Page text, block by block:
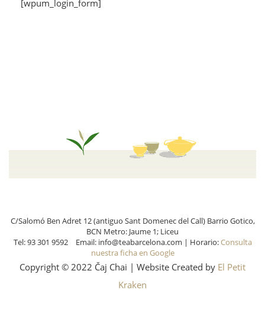
[wpum_login_form]
C/Salomó Ben Adret 12 (antiguo Sant Domenec del Call) Barrio Gotico,
BCN Metro: Jaume 1; Liceu
Tel: 93 301 9592 Email: info@teabarcelona.com | Horario:Consulta
nuestra ficha en Google
Copyright © 2022 Čaj Chai | Website Created by El Petit
Kraken